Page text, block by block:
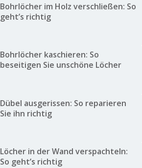
Bohrlöcher im Holz verschließen: So
geht’s richtig
Bohrlöcher kaschieren: So
beseitigen Sie unschöne Löcher
Dübel ausgerissen: So reparieren
Sie ihn richtig
Löcher in der Wand verspachteln:
So geht’s richtig